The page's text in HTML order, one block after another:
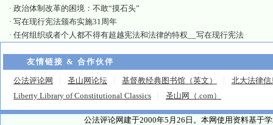
· 政治体制改革的困境：不敢“摸石头”
· 写在现行宪法颁布实施31周年
· 任何组织或者个人都不得有超越宪法和法律的特权__写在现行宪法
友情链接 & 合作伙伴
公法评论网 圣山网论坛 基督教经典图书馆（英文）
北大法律信
Liberty Library of Constitutional Classics
圣山网（.com）
公法评论网建于2000年5月26日。本网使用资料基于